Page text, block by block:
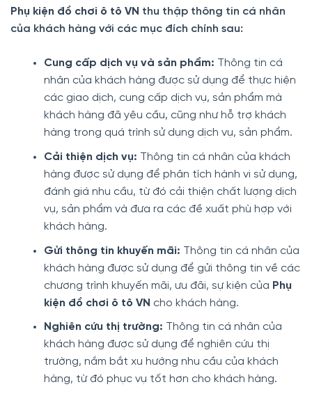
Phụ kiện đồ chơi ô tô VN thu thập thông tin cá nhân
của khách hàng với các mục đích chính sau:
Cung cấp dịch vụ và sản phẩm: Thông tin cá
nhân của khách hàng được sử dụng để thực hiện
các giao dịch, cung cấp dịch vụ, sản phẩm mà
khách hàng đã yêu cầu, cũng như hỗ trợ khách
hàng trong quá trình sử dụng dịch vụ, sản phẩm.
Cải thiện dịch vụ: Thông tin cá nhân của khách
hàng được sử dụng để phân tích hành vi sử dụng,
đánh giá nhu cầu, từ đó cải thiện chất lượng dịch
vụ, sản phẩm và đưa ra các đề xuất phù hợp với
khách hàng.
Gửi thông tin khuyến mãi: Thông tin cá nhân của
khách hàng được sử dụng để gửi thông tin về các
chương trình khuyến mãi, ưu đãi, sự kiện của Phụ
kiện đồ chơi ô tô VN cho khách hàng.
Nghiên cứu thị trường: Thông tin cá nhân của
khách hàng được sử dụng để nghiên cứu thị
trường, nắm bắt xu hướng nhu cầu của khách
hàng, từ đó phục vụ tốt hơn cho khách hàng.